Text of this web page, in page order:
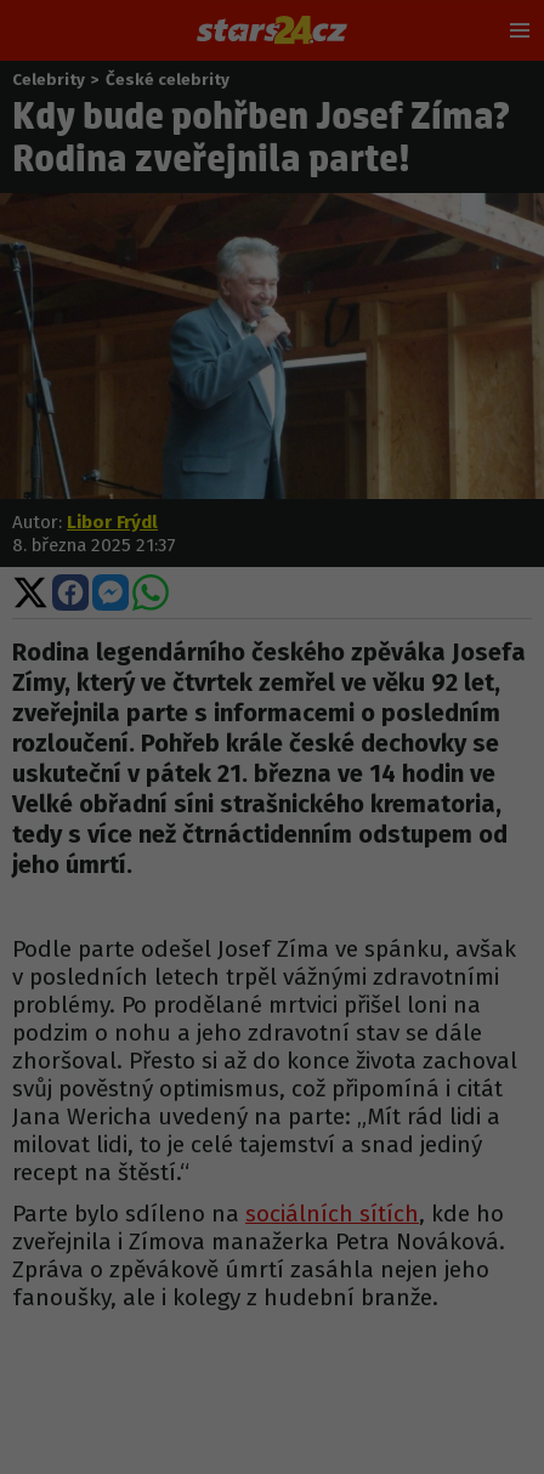
Nacházíte
se
zde:
Celebrity > České celebrity
Kdy bude pohřben Josef Zíma?
Rodina zveřejnila parte!
Autor: Libor Frýdl
8. března 2025 21:37
Sdílet
na
X
Sdílet
na
Facebooku
Sdílet
na
Messengeru
Sdílet
WhatsApp
Rodina legendárního českého zpěváka Josefa
Zímy, který ve čtvrtek zemřel ve věku 92 let,
zveřejnila parte s informacemi o posledním
rozloučení. Pohřeb krále české dechovky se
uskuteční v pátek 21. března ve 14 hodin ve
Velké obřadní síni strašnického krematoria,
tedy s více než čtrnáctidenním odstupem od
jeho úmrtí.
Podle parte odešel Josef Zíma ve spánku, avšak
v posledních letech trpěl vážnými zdravotními
problémy. Po prodělané mrtvici přišel loni na
podzim o nohu a jeho zdravotní stav se dále
zhoršoval. Přesto si až do konce života zachoval
svůj pověstný optimismus, což připomíná i citát
Jana Wericha uvedený na parte: „Mít rád lidi a
milovat lidi, to je celé tajemství a snad jediný
recept na štěstí.“
Parte bylo sdíleno na sociálních sítích, kde ho
zveřejnila i Zímova manažerka Petra Nováková.
Zpráva o zpěvákově úmrtí zasáhla nejen jeho
fanoušky, ale i kolegy z hudební branže.